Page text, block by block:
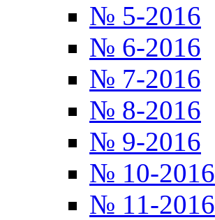
№ 5-2016
№ 6-2016
№ 7-2016
№ 8-2016
№ 9-2016
№ 10-2016
№ 11-2016